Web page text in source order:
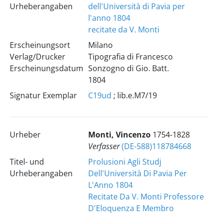
Urheberangaben
dell'Università di Pavia per
l'anno 1804
recitate da V. Monti
Erscheinungsort
Verlag/Drucker
Erscheinungsdatum
Milano
Tipografia di Francesco
Sonzogno di Gio. Batt.
1804
Signatur Exemplar
C19ud ; lib.e.M7/19
Urheber Monti, Vincenzo 1754-1828
Verfasser(DE-588)118784668
Titel- und
Urheberangaben
Prolusioni Agli Studj
Dell'Università Di Pavia Per
L'Anno 1804
Recitate Da V. Monti Professore
D'Eloquenza E Membro